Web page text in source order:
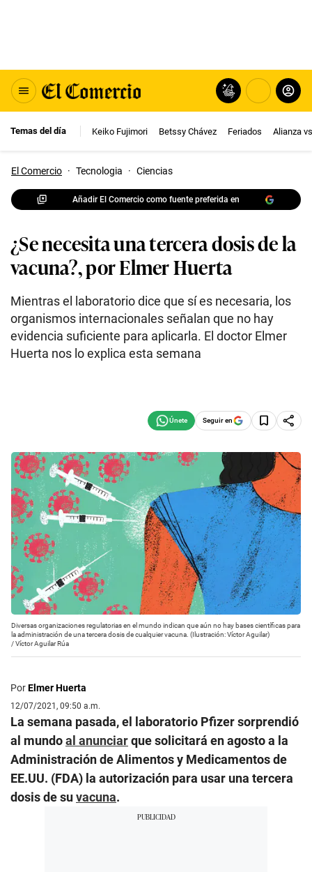
Temas del día Keiko Fujimori Betssy Chávez Feriados Alianza
El Comercio · Tecnologia · Ciencias
Añadir El Comercio como fuente preferida en
¿Se necesita una tercera dosis de la
vacuna?, por Elmer Huerta
Mientras el laboratorio dice que sí es necesaria, los
organismos internacionales señalan que no hay
evidencia suficiente para aplicarla. El doctor Elmer
Huerta nos lo explica esta semana
Seguir en
Diversas organizaciones regulatorias en el mundo indican que aún no hay bases científicas para
la administración de una tercera dosis de cualquier vacuna. (Ilustración: Víctor Aguilar)
/Víctor Aguilar Rúa
PorElmer Huerta
12/07/2021, 09:50 a.m.
La semana pasada, el laboratorio Pfizer sorprendió
al mundoal anunciarque solicitará en agosto a la
Administración de Alimentos y Medicamentos de
EE.UU. (FDA) la autorización para usar una tercera
dosis de suvacuna.